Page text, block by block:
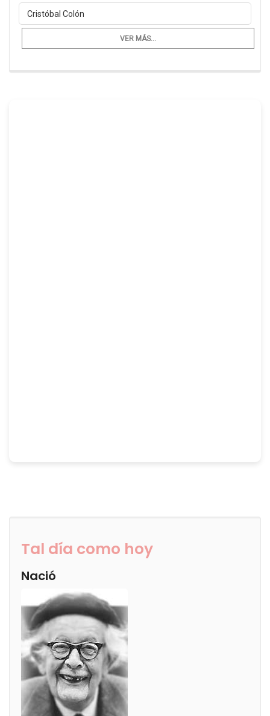
Cristóbal Colón
VER MÁS...
Tal día como hoy
Nació